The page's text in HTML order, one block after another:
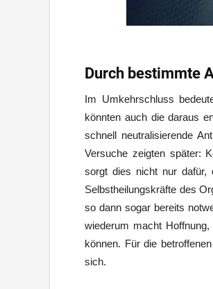
Durch bestimmte
Im Umkehrschluss
könnten auch die daraus
schnell neutralisierende
Versuche zeigten später:
sorgt dies nicht nur dafür,
Selbstheilungskräfte des
so dann sogar bereits
wiederum macht
können. Für die
sich.